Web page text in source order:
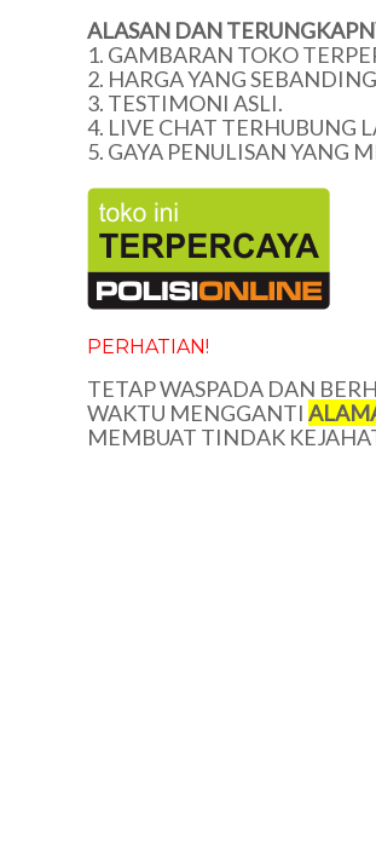
ALASAN DAN
1. GAMBARAN TOKO
2. HARGA YANG
3. TESTIMONI ASLI.
4. LIVE CHAT TERHUBUNG
5. GAYA PENULISAN YANG
PERHATIAN!
TETAP WASPADA DAN
WAKTU MENGGANTI
MEMBUAT TINDAK